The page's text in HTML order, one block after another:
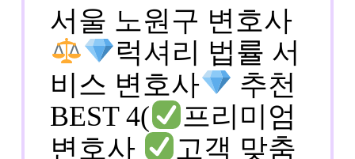
2026
NOW
서울 노원구 변호사
럭셔리 법률 서
비스 변호사
추천
BEST 4(
프리미엄
변호사
고객 맞춤